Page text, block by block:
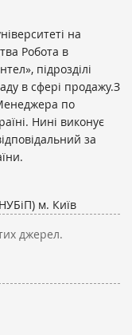
на
Робота в
підрозділі
в сфері продажу.З
по
Нині виконує
за
м. Київ
джерел.